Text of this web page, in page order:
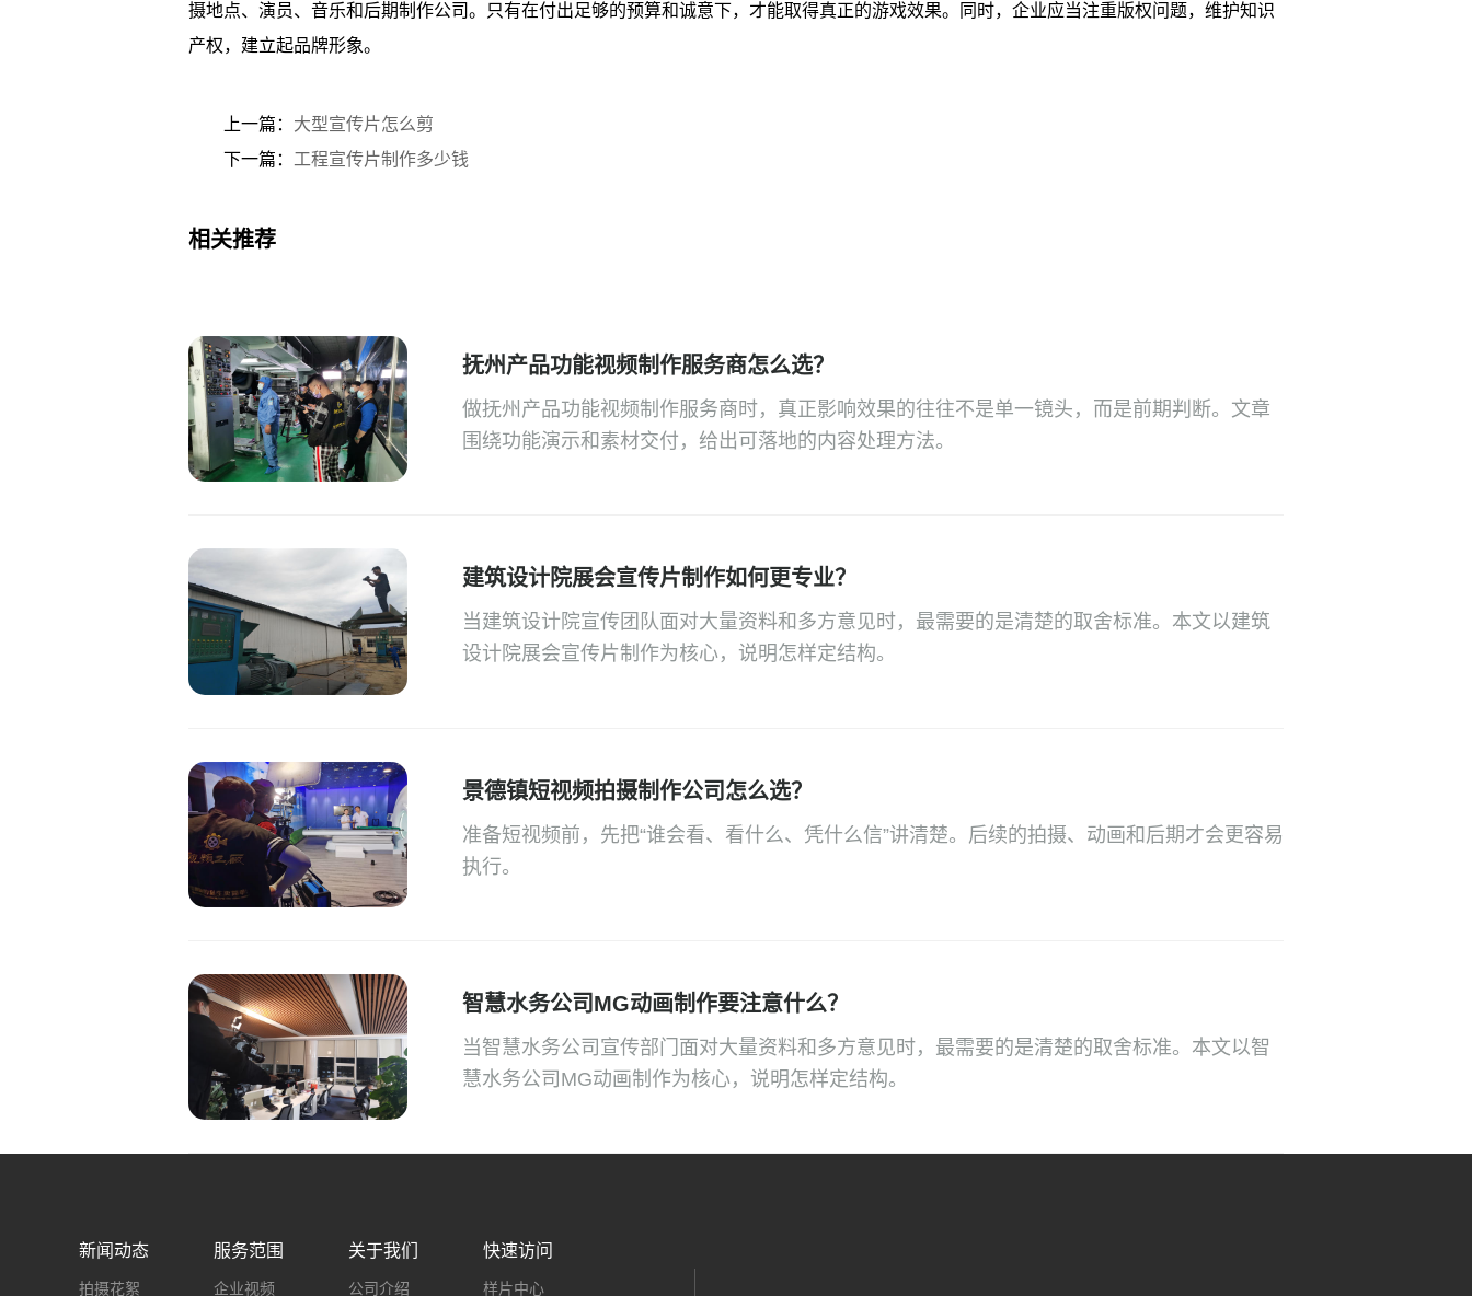
摄地点、演员、音乐和后期制作公司。只有在付出足够的预算和诚意下，才能取得真正的游戏效果。同时，企业应当注重版权问题，维护知识
产权，建立起品牌形象。
上一篇： 大型宣传片怎么剪
下一篇： 工程宣传片制作多少钱
相关推荐
抚州产品功能视频制作服务商怎么选？
做抚州产品功能视频制作服务商时，真正影响效果的往往不是单一镜头，而是前期判断。文章
围绕功能演示和素材交付，给出可落地的内容处理方法。
建筑设计院展会宣传片制作如何更专业？
当建筑设计院宣传团队面对大量资料和多方意见时，最需要的是清楚的取舍标准。本文以建筑
设计院展会宣传片制作为核心，说明怎样定结构。
景德镇短视频拍摄制作公司怎么选？
准备短视频前，先把“谁会看、看什么、凭什么信”讲清楚。后续的拍摄、动画和后期才会更容易
执行。
智慧水务公司MG动画制作要注意什么？
当智慧水务公司宣传部门面对大量资料和多方意见时，最需要的是清楚的取舍标准。本文以智
慧水务公司MG动画制作为核心，说明怎样定结构。
新闻动态
拍摄花絮
服务范围
企业视频
关于我们
公司介绍
快速访问
样片中心